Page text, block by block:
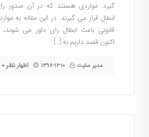
گیرد. مواردی هستند که در آن صدور
ابطال قرار می گیرند. در این مقاله به
قانونی باعث ابطال رای داور می شوند،
اکنون قصد داریم به […]
مدیر سایت ۱۳۹۸-۱۲-۱۰ ۰ اظهار نظر